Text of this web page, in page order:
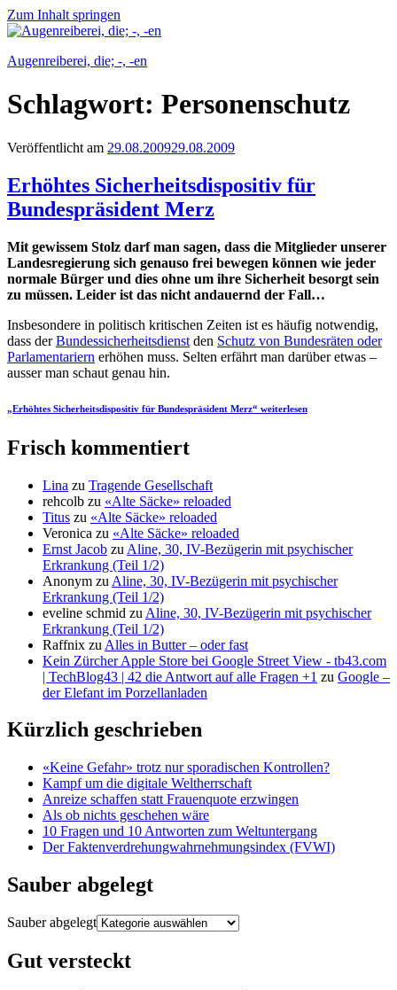
Zum Inhalt springen
Augenreiberei, die; -, -en
Schlagwort: Personenschutz
Veröffentlicht am 29.08.200929.08.2009
Erhöhtes Sicherheitsdispositiv für
Bundespräsident Merz
Mit gewissem Stolz darf man sagen, dass die Mitglieder unserer
Landesregierung sich genauso frei bewegen können wie jeder
normale Bürger und dies ohne um ihre Sicherheit besorgt sein
zu müssen. Leider ist das nicht andauernd der Fall…
Insbesondere in politisch kritischen Zeiten ist es häufig notwendig,
dass derBundessicherheitsdienst den Schutz von Bundesräten oder
Parlamentariern erhöhen muss. Selten erfährt man darüber etwas –
ausser man schaut genau hin.
„Erhöhtes Sicherheitsdispositiv für Bundespräsident Merz“ weiterlesen
Frisch kommentiert
Lina zu Tragende Gesellschaft
rehcolb zu «Alte Säcke» reloaded
Titus zu «Alte Säcke» reloaded
Veronica zu «Alte Säcke» reloaded
Ernst Jacob zu Aline, 30, IV-Bezügerin mit psychischer
Erkrankung (Teil 1/2)
Anonym zu Aline, 30, IV-Bezügerin mit psychischer
Erkrankung (Teil 1/2)
eveline schmid zu Aline, 30, IV-Bezügerin mit psychischer
Erkrankung (Teil 1/2)
Raffnix zu Alles in Butter – oder fast
Kein Zürcher Apple Store bei Google Street View - tb43.com
| TechBlog43 | 42 die Antwort auf alle Fragen +1 zu Google –
der Elefant im Porzellanladen
Kürzlich geschrieben
«Keine Gefahr» trotz nur sporadischen Kontrollen?
Kampf um die digitale Weltherrschaft
Anreize schaffen statt Frauenquote erzwingen
Als ob nichts geschehen wäre
10 Fragen und 10 Antworten zum Weltuntergang
Der Faktenverdrehungwahrnehmungsindex (FVWI)
Sauber abgelegt
Sauber abgelegt
Gut versteckt